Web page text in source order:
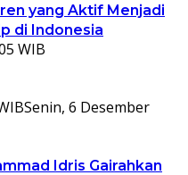
yang Aktif Menjadi
di Indonesia
WIB
Senin, 6 Desember
Idris Gairahkan